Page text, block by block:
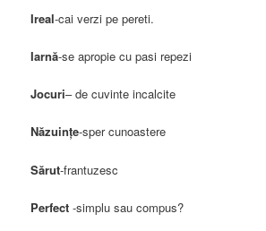
Ireal-cai verzi pe pereti.
Iarnă-se apropie cu pasi repezi
Jocuri– de cuvinte incalcite
Năzuinţe-sper cunoastere
Sărut-frantuzesc
Perfect -simplu sau compus?